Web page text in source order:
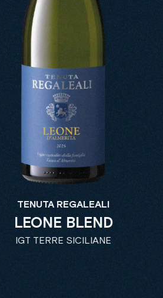
TENUTA REGALEALI
LEONE BLEND
IGT TERRE SICILIANE